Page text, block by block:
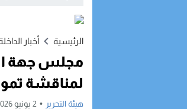
الرئيسية أخبار
مجلس جهة
لمناقشة
هيئة التحرير 2 يونيو 2026